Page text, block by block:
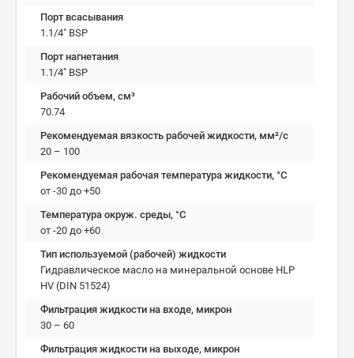
Порт всасывания
1.1/4" BSP
Порт нагнетания
1.1/4" BSP
Рабочий объем, см³
70.74
Рекомендуемая вязкость рабочей жидкости, мм²/с
20 – 100
Рекомендуемая рабочая температура жидкости, °C
от -30 до +50
Температура окруж. среды, °C
от -20 до +60
Тип используемой (рабочей) жидкости
Гидравлическое масло на минеральной основе HLP
HV (DIN 51524)
Фильтрация жидкости на входе, микрон
30 – 60
Фильтрация жидкости на выходе, микрон